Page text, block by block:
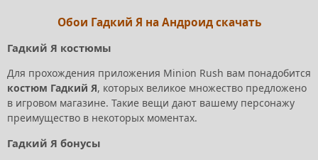
Обои Гадкий Я на Андроид скачать
Гадкий Я костюмы
Для прохождения приложения Minion Rush вам понадобится
костюм Гадкий Я, которых великое множество предложено
в игровом магазине. Такие вещи дают вашему персонажу
преимущество в некоторых моментах.
Гадкий Я бонусы